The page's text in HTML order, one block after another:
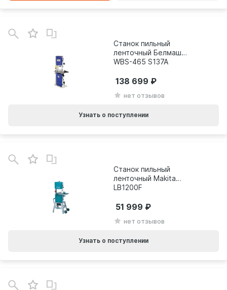
Станок пильный
ленточный Белмаш
WBS-465 S137A
нет отзывов
138 699
Узнать о поступлении
Станок пильный
ленточный Makita
LB1200F
нет отзывов
51 999
Узнать о поступлении